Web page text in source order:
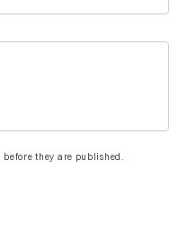
before they are published.